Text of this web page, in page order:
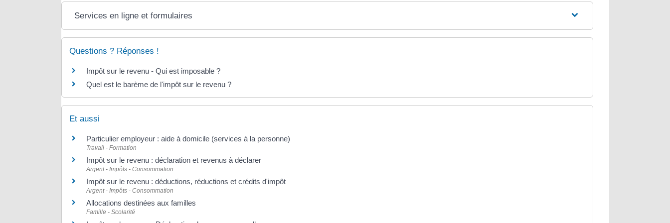
Services en ligne et formulaires
Questions ? Réponses !
Impôt sur le revenu - Qui est imposable ?
Quel est le barème de l'impôt sur le revenu ?
Et aussi
Particulier employeur : aide à domicile (services à la personne)
Travail - Formation
Impôt sur le revenu : déclaration et revenus à déclarer
Argent - Impôts - Consommation
Impôt sur le revenu : déductions, réductions et crédits d'impôt
Argent - Impôts - Consommation
Allocations destinées aux familles
Famille - Scolarité